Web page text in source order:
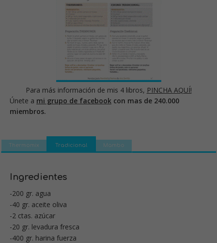
Para más información de mis 4 libros, PINCHA AQUÍ!
Únete a mi grupo de facebook con mas de 240.000
miembros.
Thermomix Tradicional Mambo
Ingredientes
-200 gr. agua
-40 gr. aceite oliva
-2 ctas. azúcar
-20 gr. levadura fresca
-400 gr. harina fuerza